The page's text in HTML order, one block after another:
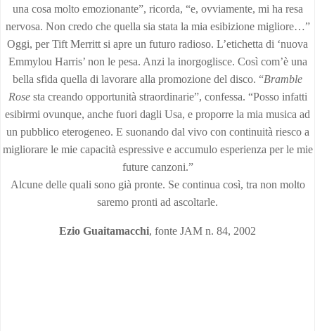
una cosa molto emozionante”, ricorda, “e, ovviamente, mi ha resa
nervosa. Non credo che quella sia stata la mia esibizione migliore…”
Oggi, per Tift Merritt si apre un futuro radioso. L’etichetta di ‘nuova
Emmylou Harris’ non le pesa. Anzi la inorgoglisce. Così com’è una
bella sfida quella di lavorare alla promozione del disco. “Bramble
Rosesta creando opportunità straordinarie”, confessa. “Posso infatti
esibirmi ovunque, anche fuori dagli Usa, e proporre la mia musica ad
un pubblico eterogeneo. E suonando dal vivo con continuità riesco a
migliorare le mie capacità espressive e accumulo esperienza per le mie
future canzoni.”
Alcune delle quali sono già pronte. Se continua così, tra non molto
saremo pronti ad ascoltarle.
Ezio Guaitamacchi, fonte JAM n. 84, 2002